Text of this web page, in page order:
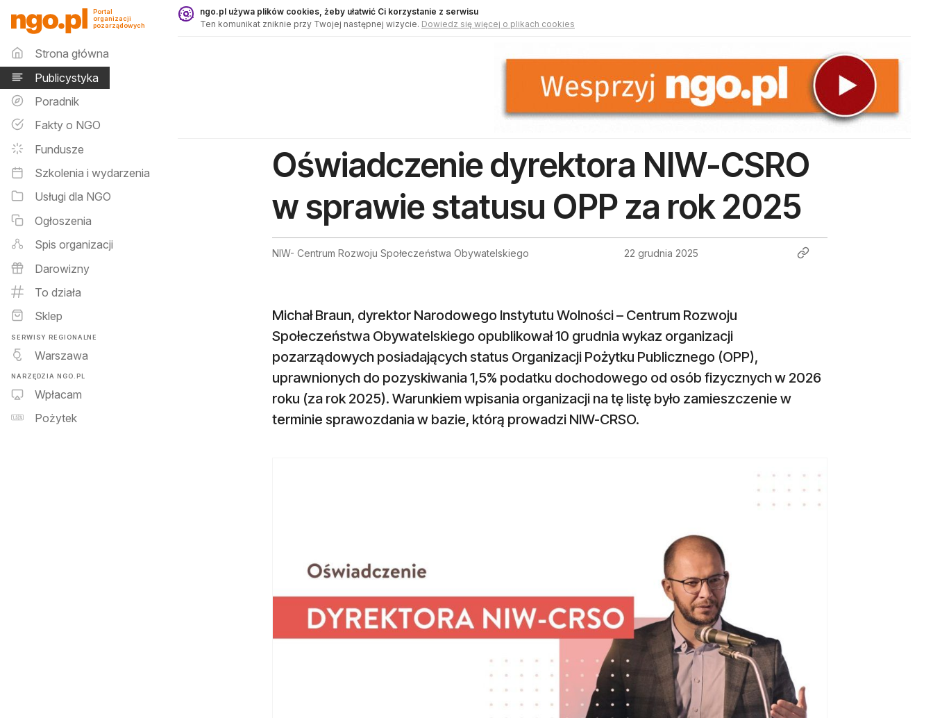
Publicystyka - ngo.pl
Portal
organizacji
pozarządowych
Menu główne
Strona główna
Publicystyka
Poradnik
Fakty o NGO
Fundusze
Szkolenia i wydarzenia
Usługi dla NGO
Ogłoszenia
Spis organizacji
Darowizny
To działa
Sklep
SERWISY REGIONALNE
Warszawa
NARZĘDZIA NGO.PL
Wpłacam
Pożytek
ngo.pl używa plików cookies, żeby ułatwić Ci korzystanie z serwisu
Ten komunikat zniknie przy Twojej następnej wizycie. Dowiedz się więcej o plikach cookies
Oświadczenie dyrektora NIW-CSRO
w sprawie statusu OPP za rok 2025
NIW- Centrum Rozwoju Społeczeństwa Obywatelskiego 22 grudnia 2025
Michał Braun, dyrektor Narodowego Instytutu Wolności – Centrum Rozwoju
Społeczeństwa Obywatelskiego opublikował 10 grudnia wykaz organizacji
pozarządowych posiadających status Organizacji Pożytku Publicznego (OPP),
uprawnionych do pozyskiwania 1,5% podatku dochodowego od osób fizycznych w 2026
roku (za rok 2025). Warunkiem wpisania organizacji na tę listę było zamieszczenie w
terminie sprawozdania w bazie, którą prowadzi NIW-CRSO.